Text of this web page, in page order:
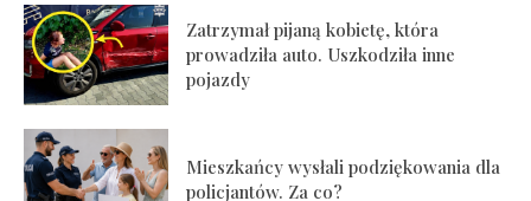
Zatrzymał pijaną kobietę, która
prowadziła auto. Uszkodziła inne
pojazdy
Mieszkańcy wysłali podziękowania dla
policjantów. Za co?